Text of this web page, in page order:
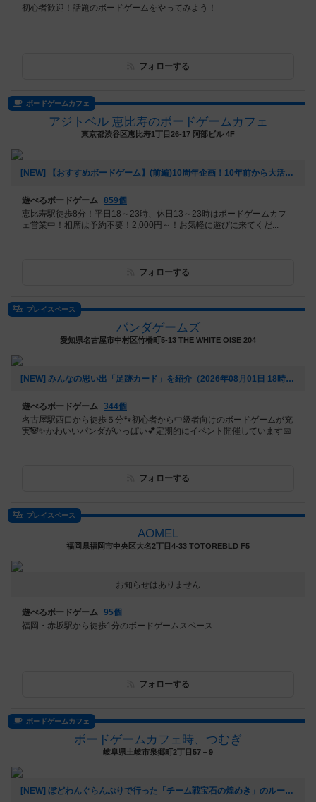
初心者歓迎！話題のボードゲームをやってみよう！
フォローする
ボードゲームカフェ
アジトベル 恵比寿のボードゲームカフェ
東京都渋谷区恵比寿1丁目26-17 阿部ビル 4F
[NEW] 【おすすめボードゲーム】(前編)10周年企画！10年前から大活躍のボードゲーム【#163】をあげました（2026年08月06日 00時03分）
遊べるボードゲーム 859個
恵比寿駅徒歩8分！平日18～23時、休日13～23時はボードゲームカフ
ェ営業中！相席は予約不要！2,000円～！お気軽に遊びに来てくだ...
フォローする
プレイスペース
パンダゲームズ
愛知県名古屋市中村区竹橋町5-13 THE WHITE OISE 204
[NEW] みんなの思い出「足跡カード」を紹介（2026年08月01日 18時17分）
遊べるボードゲーム 344個
名古屋駅西口から徒歩５分🐾初心者から中級者向けのボードゲームが充
実🐼✨かわいいパンダがいっぱい💕定期的にイベント開催しています📅
フォローする
プレイスペース
AOMEL
福岡県福岡市中央区大名2丁目4-33 TOTOREBLD F5
お知らせはありません
遊べるボードゲーム 95個
福岡・赤坂駅から徒歩1分のボードゲームスペース
フォローする
ボードゲームカフェ
ボードゲームカフェ時、つむぎ
岐阜県土岐市泉郷町2丁目57－9
[NEW] ぼどわんぐらんぷりで行った「チーム戦宝石の煌めき」のルールについて（2026年07月11日 16時35分）